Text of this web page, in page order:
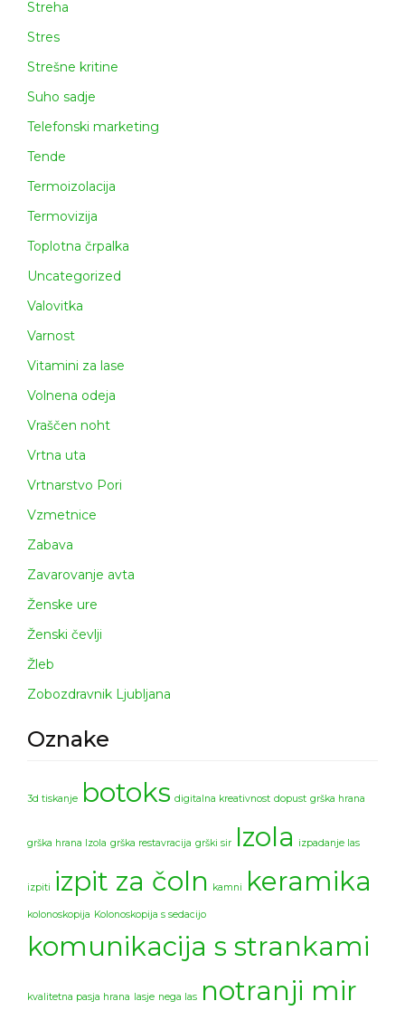
Streha
Stres
Strešne kritine
Suho sadje
Telefonski marketing
Tende
Termoizolacija
Termovizija
Toplotna črpalka
Uncategorized
Valovitka
Varnost
Vitamini za lase
Volnena odeja
Vraščen noht
Vrtna uta
Vrtnarstvo Pori
Vzmetnice
Zabava
Zavarovanje avta
Ženske ure
Ženski čevlji
Žleb
Zobozdravnik Ljubljana
Oznake
3d tiskanje botoks digitalna kreativnost dopust grška hrana
grška hrana Izola grška restavracija grški sir Izola izpadanje las
izpiti izpit za čoln kamni keramika
kolonoskopija Kolonoskopija s sedacijo
komunikacija s strankami
kvalitetna pasja hrana lasje nega las notranji mir